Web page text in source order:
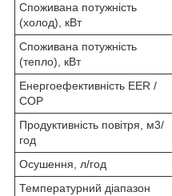
Споживана потужність
(холод), кВт
Споживана потужність
(тепло), кВт
Енергоефективність EER /
COP
Продуктивність повітря, м3/
год
Осушення, л/год
Температурний діапазон